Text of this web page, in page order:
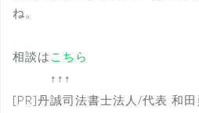
ね。
相談は こちら
↑↑↑
[PR]丹誠司法書士法人/代表 和